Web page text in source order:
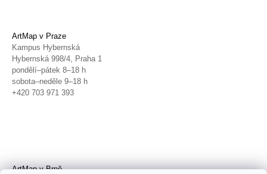
ArtMap v Praze
Kampus Hybernská
Hybernská 998/4, Praha 1
pondělí–pátek 8–18 h
sobota–neděle 9–18 h
+420 703 971 393
ArtMap v Brně